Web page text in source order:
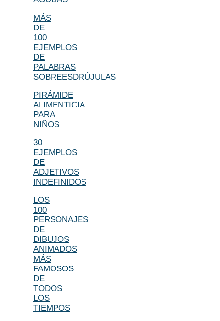
MÁS
DE
100
EJEMPLOS
DE
PALABRAS
SOBREESDRÚJULAS
PIRÁMIDE
ALIMENTICIA
PARA
NIÑOS
30
EJEMPLOS
DE
ADJETIVOS
INDEFINIDOS
LOS
100
PERSONAJES
DE
DIBUJOS
ANIMADOS
MÁS
FAMOSOS
DE
TODOS
LOS
TIEMPOS